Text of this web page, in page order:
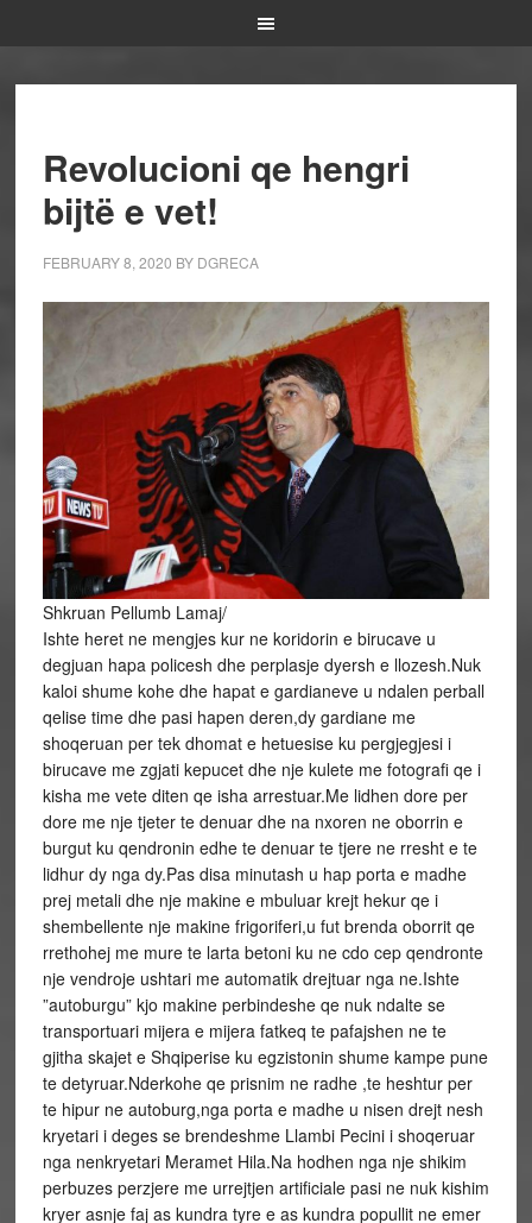
Revolucioni qe hengri
bijtë e vet!
FEBRUARY 8, 2020 BY DGRECA
Shkruan Pellumb Lamaj/
Ishte heret ne mengjes kur ne koridorin e birucave u
degjuan hapa policesh dhe perplasje dyersh e llozesh.Nuk
kaloi shume kohe dhe hapat e gardianeve u ndalen perball
qelise time dhe pasi hapen deren,dy gardiane me
shoqeruan per tek dhomat e hetuesise ku pergjegjesi i
birucave me zgjati kepucet dhe nje kulete me fotografi qe i
kisha me vete diten qe isha arrestuar.Me lidhen dore per
dore me nje tjeter te denuar dhe na nxoren ne oborrin e
burgut ku qendronin edhe te denuar te tjere ne rresht e te
lidhur dy nga dy.Pas disa minutash u hap porta e madhe
prej metali dhe nje makine e mbuluar krejt hekur qe i
shembellente nje makine frigoriferi,u fut brenda oborrit qe
rrethohej me mure te larta betoni ku ne cdo cep qendronte
nje vendroje ushtari me automatik drejtuar nga ne.Ishte
”autoburgu” kjo makine perbindeshe qe nuk ndalte se
transportuari mijera e mijera fatkeq te pafajshen ne te
gjitha skajet e Shqiperise ku egzistonin shume kampe pune
te detyruar.Nderkohe qe prisnim ne radhe ,te heshtur per
te hipur ne autoburg,nga porta e madhe u nisen drejt nesh
kryetari i deges se brendeshme Llambi Pecini i shoqeruar
nga nenkryetari Meramet Hila.Na hodhen nga nje shikim
perbuzes perzjere me urrejtjen artificiale pasi ne nuk kishim
kryer asnje faj as kundra tyre e as kundra popullit ne emer